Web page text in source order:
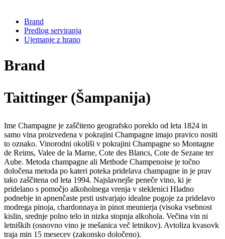
Brand
Predlog serviranja
Ujemanje z hrano
Brand
Taittinger (Šampanija)
Ime Champagne je zaščiteno geografsko poreklo od leta 1824 in
samo vina proizvedena v pokrajini Champagne imajo pravico nositi
to oznako. Vinorodni okoliši v pokrajini Champagne so Montagne
de Reims, Valee de la Marne, Cote des Blancs, Cote de Sezane ter
Aube. Metoda champagne ali Methode Champenoise je točno
določena metoda po kateri poteka pridelava champagne in je prav
tako zaščitena od leta 1994. Najslavnejše peneče vino, ki je
pridelano s pomočjo alkoholnega vrenja v steklenici Hladno
podnebje in apnenčaste prsti ustvarjajo idealne pogoje za pridelavo
modrega pinoja, chardonnaya in pinot meunierja (visoka vsebnost
kislin, srednje polno telo in nizka stopnja alkohola. Večina vin ni
letniških (osnovno vino je mešanica več letnikov). Avtoliza kvasovk
traja min 15 mesecev (zakonsko določeno).